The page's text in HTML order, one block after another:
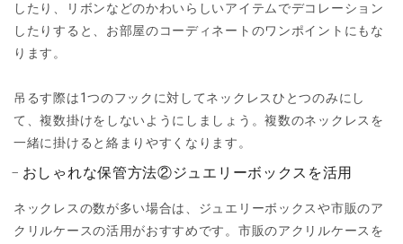
したり、リボンなどのかわいらしいアイテムでデコレーション
したりすると、お部屋のコーディネートのワンポイントにもな
ります。
吊るす際は1つのフックに対してネックレスひとつのみにし
て、複数掛けをしないようにしましょう。複数のネックレスを
一緒に掛けると絡まりやすくなります。
おしゃれな保管方法②ジュエリーボックスを活用
ネックレスの数が多い場合は、ジュエリーボックスや市販のア
クリルケースの活用がおすすめです。市販のアクリルケースを